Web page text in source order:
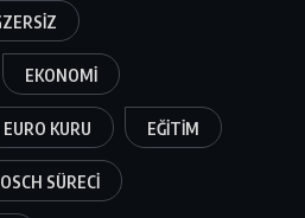
EKONOMI
EURO KURU EĞITIM
SÜRECI